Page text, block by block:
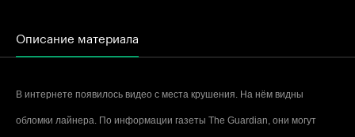
Описание материала
В интернете появилось видео с места крушения. На нём видны
обломки лайнера. По информации газеты The Guardian, они могут